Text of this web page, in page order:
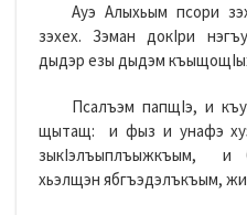
Ауэ Алыхьым псори
зэхех. Зэман докIри
дыдэр езы дыдэм
Псалъэм папщIэ, и
щытащ: и фыз и унафэ
зыкIэлъыплъыжкъым, и
хьэлщэн ябгъэдэлъкъым,